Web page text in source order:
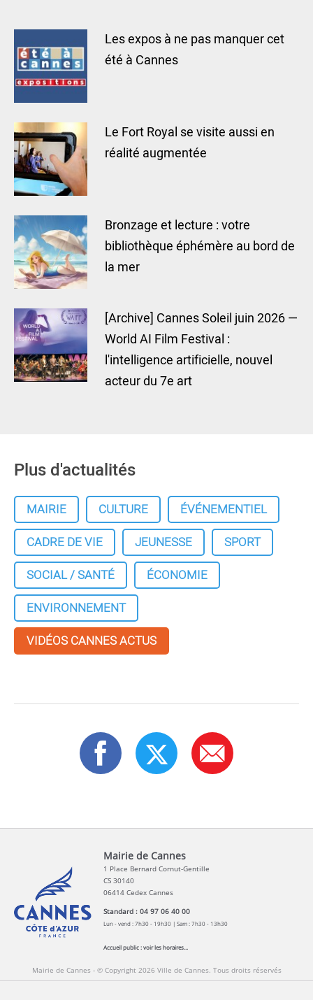
Les expos à ne pas manquer cet
été à Cannes
Le Fort Royal se visite aussi en
réalité augmentée
Bronzage et lecture : votre
bibliothèque éphémère au bord de
la mer
[Archive] Cannes Soleil juin 2026 —
World AI Film Festival :
l'intelligence artificielle, nouvel
acteur du 7e art
Plus d'actualités
MAIRIE CULTURE
ÉVÉNEMENTIEL
CADRE DE VIE
JEUNESSE
SPORT
SOCIAL / SANTÉ
ÉCONOMIE
ENVIRONNEMENT
VIDÉOS CANNES ACTUS
Mairie de Cannes
1 Place Bernard Cornut-Gentille
CS 30140
06414 Cedex Cannes
Standard : 04 97 06 40 00
Lun - vend : 7h30 - 19h30 | Sam : 7h30 - 13h30
Accueil public :voir les horaires...
Mairie de Cannes - © Copyright 2026 Ville de Cannes. Tous droits réservés